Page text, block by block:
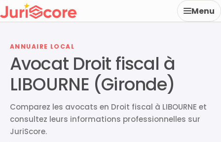
Menu
ANNUAIRE LOCAL
Avocat Droit fiscal à
LIBOURNE (Gironde)
Comparez les avocats en Droit fiscal à LIBOURNE et
consultez leurs informations professionnelles sur
JuriScore.